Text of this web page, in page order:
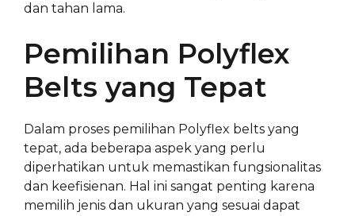
dan tahan lama.
Pemilihan Polyflex
Belts yang Tepat
Dalam proses pemilihan Polyflex belts yang
tepat, ada beberapa aspek yang perlu
diperhatikan untuk memastikan fungsionalitas
dan keefisienan. Hal ini sangat penting karena
memilih jenis dan ukuran yang sesuai dapat